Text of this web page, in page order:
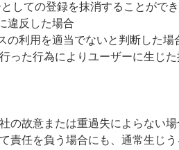
しての登録を抹消することができ
違反した場合
の利用を適当でないと判断した場
った行為によりユーザーに生じ
の故意または重過失によらない場
責任を負う場合にも、通常生じ